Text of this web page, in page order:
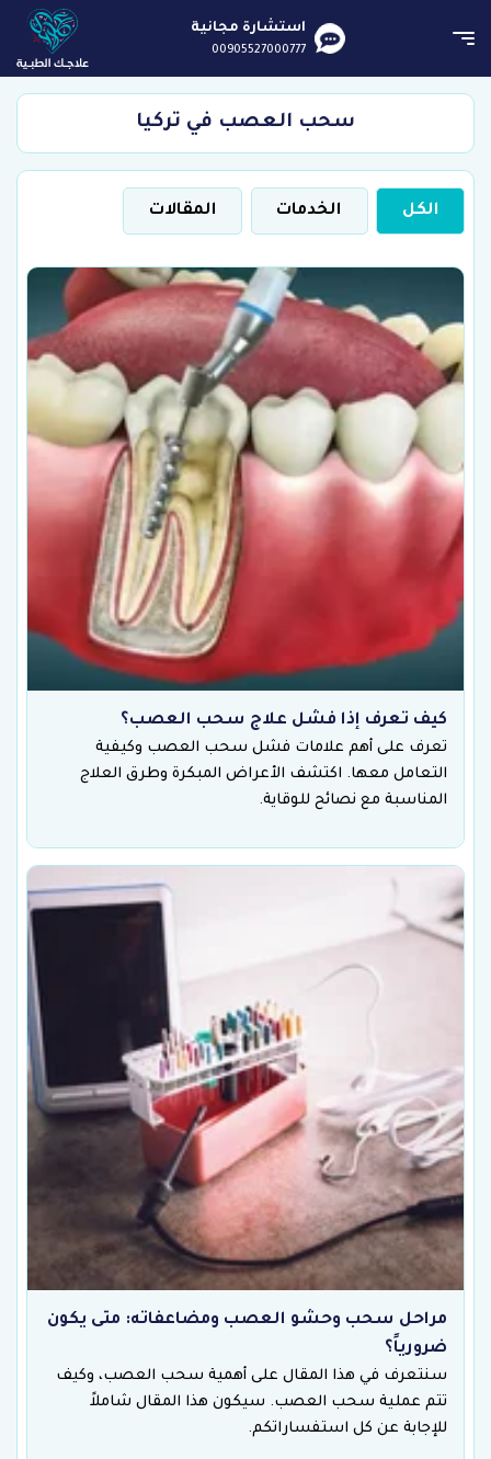
استشارة مجانية
00905527000777
سحب العصب في تركيا
الكل الخدمات المقالات
كيف تعرف إذا فشل علاج سحب العصب؟
تعرف على أهم علامات فشل سحب العصب وكيفية
التعامل معها. اكتشف الأعراض المبكرة وطرق العلاج
المناسبة مع نصائح للوقاية.
مراحل سحب وحشو العصب ومضاعفاته: متى يكون
ضرورياً؟
سنتعرف في هذا المقال على أهمية سحب العصب، وكيف
تتم عملية سحب العصب. سيكون هذا المقال شاملاً
للإجابة عن كل استفساراتكم.